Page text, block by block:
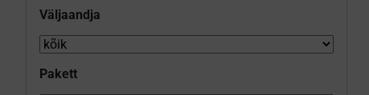
Väljaandja
Pakett